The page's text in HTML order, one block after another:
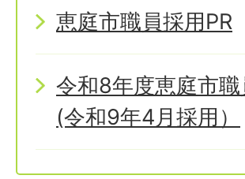
恵庭市職員採用PR
令和8年度恵庭市
(令和9年4月採用）